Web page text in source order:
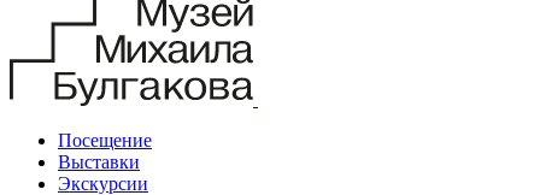
Посещение
Выставки
Экскурсии